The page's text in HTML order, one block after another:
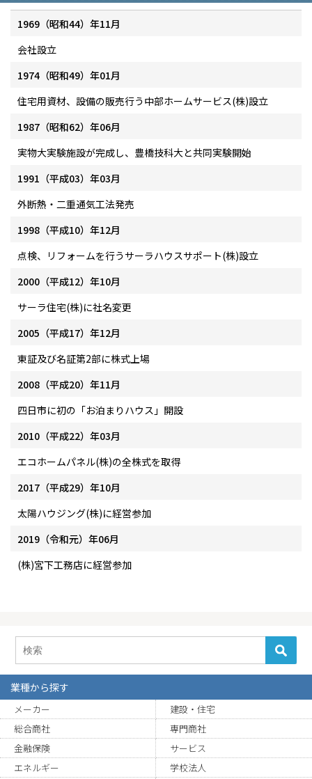
1969（昭和44）年11月
会社設立
1974（昭和49）年01月
住宅用資材、設備の販売行う中部ホームサービス(株)設立
1987（昭和62）年06月
実物大実験施設が完成し、豊橋技科大と共同実験開始
1991（平成03）年03月
外断熱・二重通気工法発売
1998（平成10）年12月
点検、リフォームを行うサーラハウスサポート(株)設立
2000（平成12）年10月
サーラ住宅(株)に社名変更
2005（平成17）年12月
東証及び名証第2部に株式上場
2008（平成20）年11月
四日市に初の「お泊まりハウス」開設
2010（平成22）年03月
エコホームパネル(株)の全株式を取得
2017（平成29）年10月
太陽ハウジング(株)に経営参加
2019（令和元）年06月
(株)宮下工務店に経営参加
業種から探す
メーカー
建設・住宅
総合商社
専門商社
金融保険
サービス
エネルギー
学校法人